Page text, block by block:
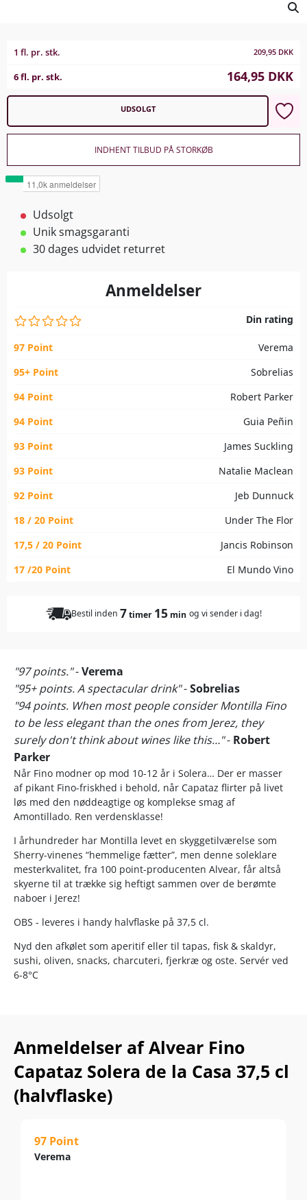
1 fl. pr. stk. 209,95 DKK
6 fl. pr. stk. 164,95 DKK
UDSOLGT
INDHENT TILBUD PÅ STORKØB
Udsolgt
Unik smagsgaranti
30 dages udvidet returret
Anmeldelser
Din rating
97 Point
Verema
95+ Point
Sobrelias
94 Point
Robert Parker
94 Point
Guia Peñin
93 Point
James Suckling
93 Point
Natalie Maclean
92 Point
Jeb Dunnuck
18 / 20 Point
Under The Flor
17,5 / 20 Point
Jancis Robinson
17 /20 Point
El Mundo Vino
Bestil inden 7timer 15 min og vi sender i dag!
"97 points."-Verema
"95+ points. A spectacular drink"-Sobrelias
"94 points. When most people consider Montilla Fino
to be less elegant than the ones from Jerez, they
surely don't think about wines like this…"- Robert
Parker
Når Fino modner op mod 10-12 år i Solera… Der er masser
af pikant Fino-friskhed i behold, når Capataz flirter på livet
løs med den nøddeagtige og komplekse smag af
Amontillado. Ren verdensklasse!
I århundreder har Montilla levet en skyggetilværelse som
Sherry-vinenes “hemmelige fætter”, men denne soleklare
mesterkvalitet, fra 100 point-producenten Alvear, får altså
skyerne til at trække sig heftigt sammen over de berømte
naboer i Jerez!
OBS - leveres i handy halvflaske på 37,5 cl.
Nyd den afkølet som aperitif eller til tapas, fisk & skaldyr,
sushi, oliven, snacks, charcuteri, fjerkræ og oste. Servér ved
6-8°C
Anmeldelser af Alvear Fino
Capataz Solera de la Casa 37,5 cl
(halvflaske)
97 Point
Verema